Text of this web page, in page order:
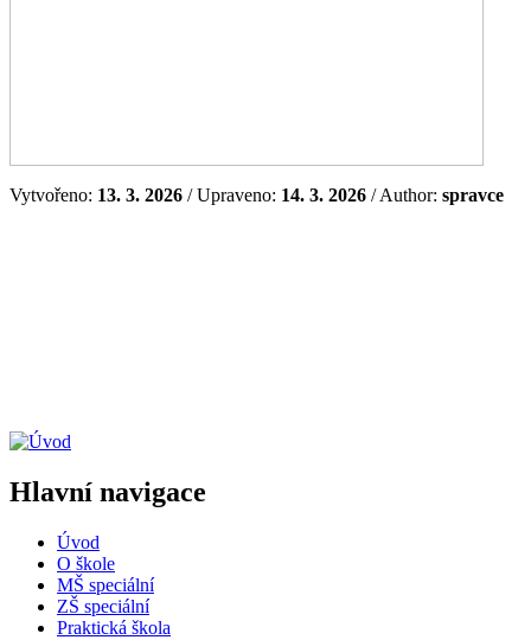
Vytvořeno: 13. 3. 2026 / Upraveno: 14. 3. 2026 / Author: spravce
Hlavní navigace
Úvod
O škole
MŠ speciální
ZŠ speciální
Praktická škola